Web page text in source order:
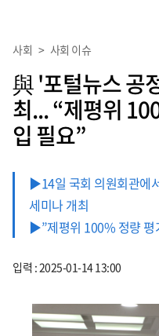
사회 > 사회 이슈
與 '포털뉴스 공
최... “제평위
입 필요”
▶14일 국회 의원회관에
세미나 개최
▶”제평위 100% 정량 평
입력 : 2025-01-14 13:00